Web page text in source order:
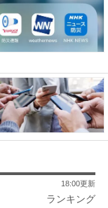
ランキング
18:00更新